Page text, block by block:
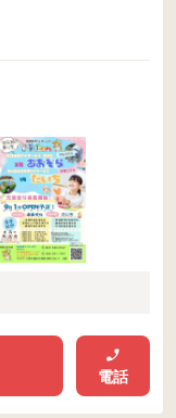
電話